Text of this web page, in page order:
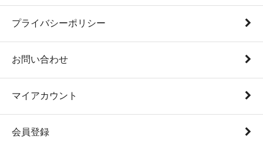
プライバシーポリシー
お問い合わせ
マイアカウント
会員登録